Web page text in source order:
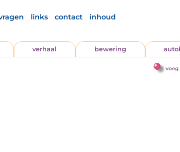
links contact inhoud
verhaal bewering
voeg